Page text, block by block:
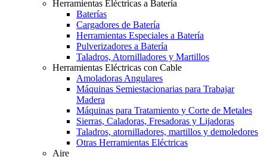
Herramientas Eléctricas a Batería
Baterías
Cargadores de Batería
Herramientas Especiales a Batería
Pulverizadores a Batería
Taladros, Atornilladores y Martillos
Herramientas Eléctricas con Cable
Amoladoras Angulares
Máquinas Semiestacionarias para Trabajar
Madera
Máquinas para Tratamiento y Corte de Metales
Sierras, Caladoras, Fresadoras y Lijadoras
Taladros, atornilladores, martillos y demoledores
Otras Herramientas Eléctricas
Aire